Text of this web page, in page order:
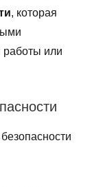
, которая
работы или